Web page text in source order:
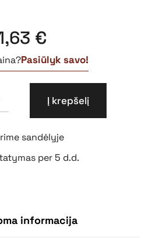
€
Pasiūlyk savo!
Į krepšelį
sandėlyje
per 5 d.d.
informacija